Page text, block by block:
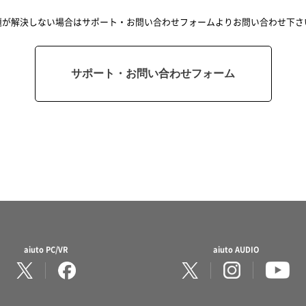
が解決しない場合はサポート・お問い合わせフォームよりお問い合わせ下さ
サポート・お問い合わせフォーム
aiuto PC/VR aiuto AUDIO